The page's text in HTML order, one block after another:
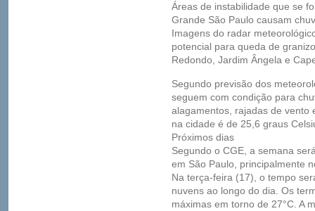
Áreas de instabilidade que se
Grande São Paulo causam
Imagens do radar
potencial para queda de
Redondo, Jardim Ângela e
Segundo previsão dos
seguem com condição para
alagamentos, rajadas de vento
na cidade é de 25,6 graus
Próximos dias
Segundo o CGE, a semana
em São Paulo, principalmente
Na terça-feira (17), o tempo
nuvens ao longo do dia. Os
máximas em torno de 27°C. A